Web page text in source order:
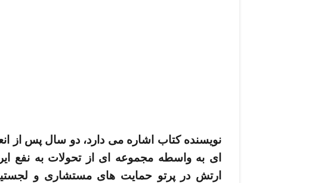
نویسنده کتاب اشاره می­ دارد، دو سال پس از
­ای به واسطه مجموعه ­ای از تحولات به نفع
ارتش در پرتو حمایت­ های مستشاری و